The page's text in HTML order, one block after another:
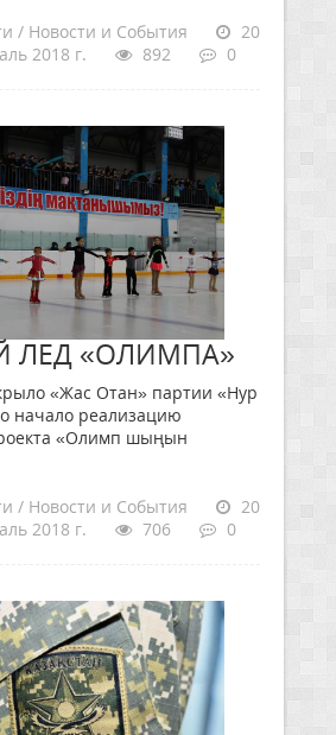
/ Новости и События
20
2018 г.
892 0
ЛЕД «ОЛИМПА»
«Жас Отан» партии «Нур
начало реализацию
«Олимп шыңын
/ Новости и События
20
2018 г.
706 0